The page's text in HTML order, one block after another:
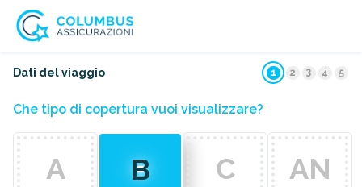
Dati del viaggio 1 2 3 4 5
Che tipo di copertura vuoi visualizzare?
A B C AN